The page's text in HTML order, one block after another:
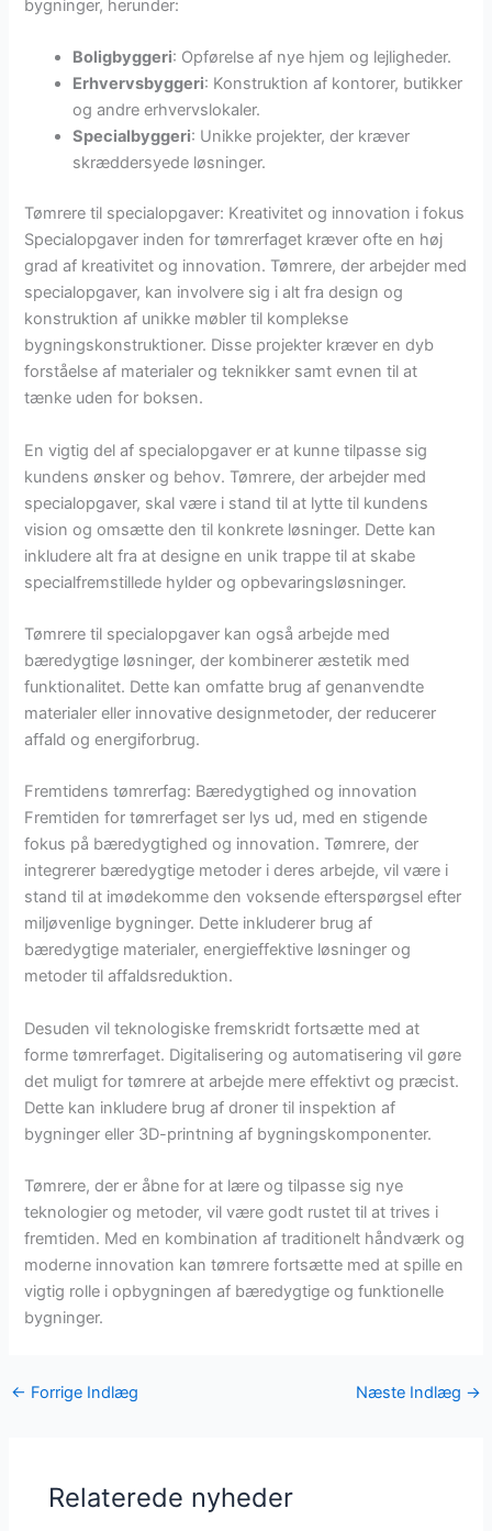
bygninger, herunder:
Boligbyggeri: Opførelse af nye hjem og lejligheder.
Erhvervsbyggeri: Konstruktion af kontorer, butikker
og andre erhvervslokaler.
Specialbyggeri: Unikke projekter, der kræver
skræddersyede løsninger.
Tømrere til specialopgaver: Kreativitet og innovation i fokus
Specialopgaver inden for tømrerfaget kræver ofte en høj
grad af kreativitet og innovation. Tømrere, der arbejder med
specialopgaver, kan involvere sig i alt fra design og
konstruktion af unikke møbler til komplekse
bygningskonstruktioner. Disse projekter kræver en dyb
forståelse af materialer og teknikker samt evnen til at
tænke uden for boksen.
En vigtig del af specialopgaver er at kunne tilpasse sig
kundens ønsker og behov. Tømrere, der arbejder med
specialopgaver, skal være i stand til at lytte til kundens
vision og omsætte den til konkrete løsninger. Dette kan
inkludere alt fra at designe en unik trappe til at skabe
specialfremstillede hylder og opbevaringsløsninger.
Tømrere til specialopgaver kan også arbejde med
bæredygtige løsninger, der kombinerer æstetik med
funktionalitet. Dette kan omfatte brug af genanvendte
materialer eller innovative designmetoder, der reducerer
affald og energiforbrug.
Fremtidens tømrerfag: Bæredygtighed og innovation
Fremtiden for tømrerfaget ser lys ud, med en stigende
fokus på bæredygtighed og innovation. Tømrere, der
integrerer bæredygtige metoder i deres arbejde, vil være i
stand til at imødekomme den voksende efterspørgsel efter
miljøvenlige bygninger. Dette inkluderer brug af
bæredygtige materialer, energieffektive løsninger og
metoder til affaldsreduktion.
Desuden vil teknologiske fremskridt fortsætte med at
forme tømrerfaget. Digitalisering og automatisering vil gøre
det muligt for tømrere at arbejde mere effektivt og præcist.
Dette kan inkludere brug af droner til inspektion af
bygninger eller 3D-printning af bygningskomponenter.
Tømrere, der er åbne for at lære og tilpasse sig nye
teknologier og metoder, vil være godt rustet til at trives i
fremtiden. Med en kombination af traditionelt håndværk og
moderne innovation kan tømrere fortsætte med at spille en
vigtig rolle i opbygningen af bæredygtige og funktionelle
bygninger.
← Forrige Indlæg Næste Indlæg →
Relaterede nyheder